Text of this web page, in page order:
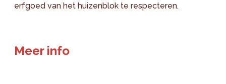
erfgoed van het huizenblok te respecteren.
Meer info